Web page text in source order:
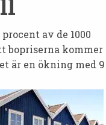
av de 1000
bopriserna kommer
är en ökning med 9